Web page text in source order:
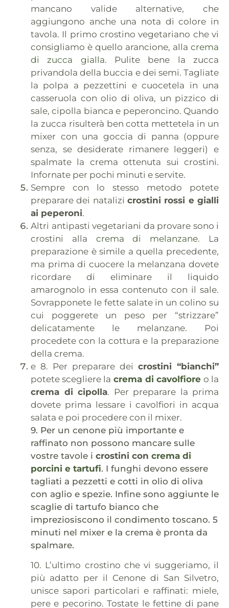
mancano valide alternative, che
aggiungono anche una nota di colore in
tavola. Il primo crostino vegetariano che vi
consigliamo è quello arancione, alla crema
di zucca gialla. Pulite bene la zucca
privandola della buccia e dei semi. Tagliate
la polpa a pezzettini e cuocetela in una
casseruola con olio di oliva, un pizzico di
sale, cipolla bianca e peperoncino. Quando
la zucca risulterà ben cotta mettetela in un
mixer con una goccia di panna (oppure
senza, se desiderate rimanere leggeri) e
spalmate la crema ottenuta sui crostini.
Infornate per pochi minuti e servite.
Sempre con lo stesso metodo potete
preparare dei natalizi crostini rossi e gialli
ai peperoni.
Altri antipasti vegetariani da provare sono i
crostini alla crema di melanzane. La
preparazione è simile a quella precedente,
ma prima di cuocere la melanzana dovete
ricordare di eliminare il liquido
amarognolo in essa contenuto con il sale.
Sovrapponete le fette salate in un colino su
cui poggerete un peso per “strizzare”
delicatamente le melanzane. Poi
procedete con la cottura e la preparazione
della crema.
e 8. Per preparare dei crostini “bianchi”
potete scegliere la crema di cavolfiore o la
crema di cipolla. Per preparare la prima
dovete prima lessare i cavolfiori in acqua
salata e poi procedere con il mixer.
9. Per un cenone più importante e
raffinato non possono mancare sulle
vostre tavole i crostini con crema di
porcini e tartufi. I funghi devono essere
tagliati a pezzetti e cotti in olio di oliva
con aglio e spezie. Infine sono aggiunte le
scaglie di tartufo bianco che
impreziosiscono il condimento toscano. 5
minuti nel mixer e la crema è pronta da
spalmare.
10. L’ultimo crostino che vi suggeriamo, il
più adatto per il Cenone di San Silvetro,
unisce sapori particolari e raffinati: miele,
pere e pecorino. Tostate le fettine di pane